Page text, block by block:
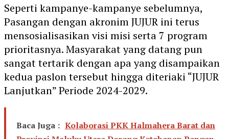
Seperti kampanye-kampanye sebelumnya,
Pasangan dengan akronim JUJUR ini terus
mensosialisasikan visi misi serta 7 program
prioritasnya. Masyarakat yang datang pun
sangat tertarik dengan apa yang disampaikan
kedua paslon tersebut hingga diteriaki “JUJUR
Lanjutkan” Periode 2024-2029.
Baca Juga : Kolaborasi PKK Halmahera Barat dan